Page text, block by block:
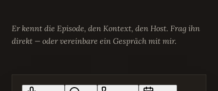
Er kennt die Episode, den Kontext, den Host. Frag ihn
direkt — oder vereinbare ein Gespräch mit mir.